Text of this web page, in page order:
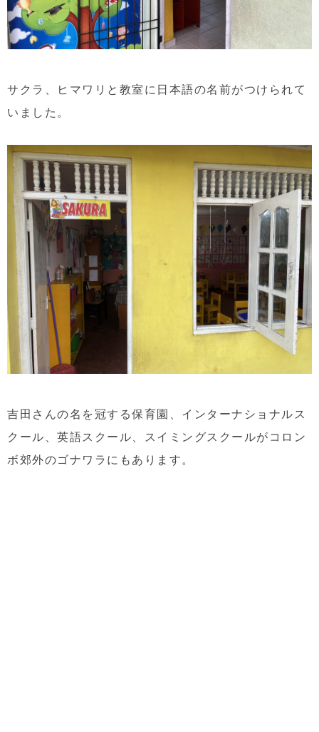
サクラ、ヒマワリと教室に日本語の名前がつけられて
いました。
吉田さんの名を冠する保育園、インターナショナルス
クール、英語スクール、スイミングスクールがコロン
ボ郊外のゴナワラにもあります。